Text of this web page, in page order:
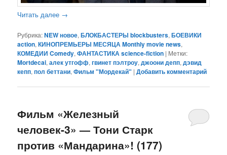
Читать далее →
Рубрика:NEW новое,БЛОКБАСТЕРЫ blockbusters,БОЕВИКИ
action,КИНОПРЕМЬЕРЫ МЕСЯЦА Monthly movie news,
КОМЕДИИ Comedy,ФАНТАСТИКА science-fiction | Метки:
Mortdecai,алек утгофф,гвинет пэлтроу,джоони депп,дэвид
кепп,пол беттани,Фильм "Мордекай" |Добавить комментарий
Фильм «Железный
человек-3» — Тони Старк
против «Мандарина»! (177)